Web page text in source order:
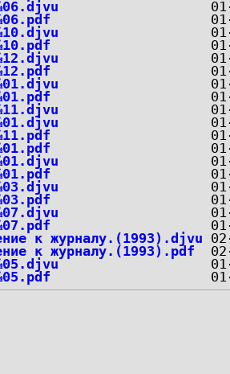
к журналу.(1993).djvu
к журналу.(1993).pdf